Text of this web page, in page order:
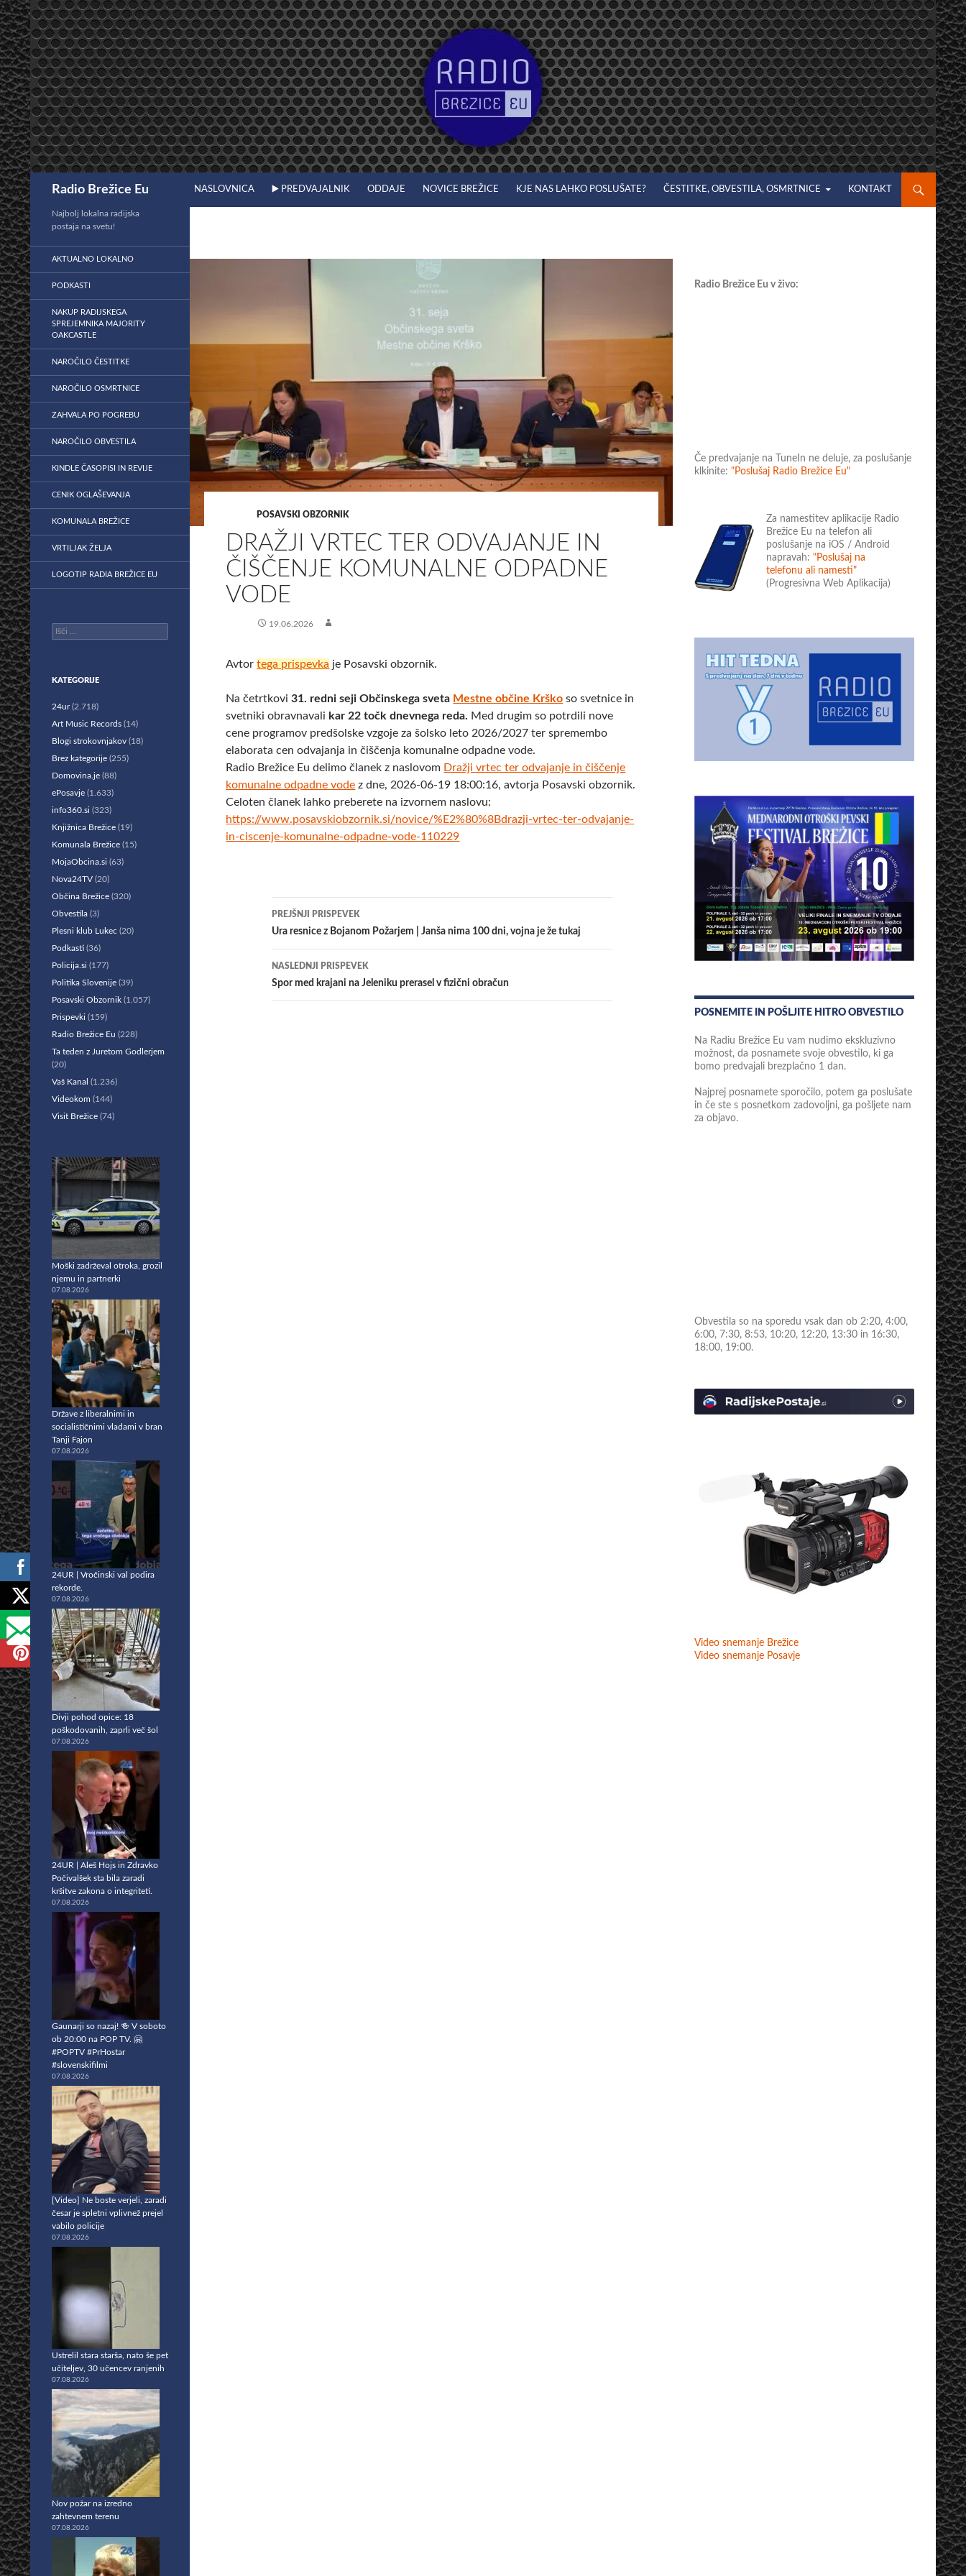
Preskoči
na
vsebino
Radio Brežice Eu NASLOVNICA ▶️ PREDVAJALNIK ODDAJE NOVICE BREŽICE KJE NAS LAHKO POSLUŠATE? ČESTITKE, OBVESTILA, OSMRTNICE KONTAKT
POSAVSKI OBZORNIK
​DRAŽJI VRTEC TER ODVAJANJE IN
ČIŠČENJE KOMUNALNE ODPADNE
VODE
19.06.2026
Avtortega prispevka je Posavski obzornik.
Na četrtkovi31. redni seji Občinskega sveta Mestne občine Krško so svetnice in
svetniki obravnavali kar 22 točk dnevnega reda. Med drugim so potrdili nove
cene programov predšolske vzgoje za šolsko leto 2026/2027 ter spremembo
elaborata cen odvajanja in čiščenja komunalne odpadne vode.
Radio Brežice Eu delimo članek z naslovom ​Dražji vrtec ter odvajanje in čiščenje
komunalne odpadne vode z dne, 2026-06-19 18:00:16, avtorja Posavski obzornik.
Celoten članek lahko preberete na izvornem naslovu:
https://www.posavskiobzornik.si/novice/%E2%80%8Bdrazji-vrtec-ter-odvajanje-
in-ciscenje-komunalne-odpadne-vode-110229
Krmarjenje
po
prispevkih
PREJŠNJI PRISPEVEK
Ura resnice z Bojanom Požarjem | Janša nima 100 dni, vojna je že tukaj
NASLEDNJI PRISPEVEK
Spor med krajani na Jeleniku prerasel v fizični obračun
Radio Brežice Eu v živo:
Če predvajanje na TuneIn ne deluje, za poslušanje
klkinite: "Poslušaj Radio Brežice Eu"
Za namestitev aplikacije Radio
Brežice Eu na telefon ali
poslušanje na iOS / Android
napravah: "Poslušaj na
telefonu ali namesti"
(Progresivna Web Aplikacija)
POSNEMITE IN POŠLJITE HITRO OBVESTILO
Na Radiu Brežice Eu vam nudimo ekskluzivno
možnost, da posnamete svoje obvestilo, ki ga
bomo predvajali brezplačno 1 dan.
Najprej posnamete sporočilo, potem ga poslušate
in če ste s posnetkom zadovoljni, ga pošljete nam
za objavo.
Obvestila so na sporedu vsak dan ob 2:20, 4:00,
6:00, 7:30, 8:53, 10:20, 12:20, 13:30 in 16:30,
18:00, 19:00.
Video snemanje Brežice
Video snemanje Posavje
Najbolj lokalna radijska
postaja na svetu!
AKTUALNO LOKALNO
PODKASTI
NAKUP RADIJSKEGA
SPREJEMNIKA MAJORITY
OAKCASTLE
NAROČILO ČESTITKE
NAROČILO OSMRTNICE
ZAHVALA PO POGREBU
NAROČILO OBVESTILA
KINDLE ČASOPISI IN REVIJE
CENIK OGLAŠEVANJA
KOMUNALA BREŽICE
VRTILJAK ŽELJA
LOGOTIP RADIA BREŽICE EU
Išči:
KATEGORIJE
24ur(2.718)
Art Music Records (14)
Blogi strokovnjakov (18)
Brez kategorije (255)
Domovina.je (88)
ePosavje (1.633)
info360.si (323)
Knjižnica Brežice (19)
Komunala Brežice (15)
MojaObcina.si (63)
Nova24TV (20)
Občina Brežice (320)
Obvestila (3)
Plesni klub Lukec (20)
Podkasti (36)
Policija.si (177)
Politika Slovenije (39)
Posavski Obzornik (1.057)
Prispevki (159)
Radio Brežice Eu (228)
Ta teden z Juretom Godlerjem
(20)
Vaš Kanal (1.236)
Videokom (144)
Visit Brežice (74)
Moški zadrževal otroka, grozil
njemu in partnerki
07.08.2026
Države z liberalnimi in
socialističnimi vladami v bran
Tanji Fajon
07.08.2026
24UR | Vročinski val podira
rekorde.
07.08.2026
Divji pohod opice: 18
poškodovanih, zaprli več šol
07.08.2026
24UR | Aleš Hojs in Zdravko
Počivalšek sta bila zaradi
kršitve zakona o integriteti.
07.08.2026
Gaunarji so nazaj! 🍻 V soboto
ob 20:00 na POP TV. 🤗
#POPTV #PrHostar
#slovenskifilmi
07.08.2026
[Video] Ne boste verjeli, zaradi
česar je spletni vplivnež prejel
vabilo policije
07.08.2026
Ustrelil stara starša, nato še pet
učiteljev, 30 učencev ranjenih
07.08.2026
Nov požar na izredno
zahtevnem terenu
07.08.2026